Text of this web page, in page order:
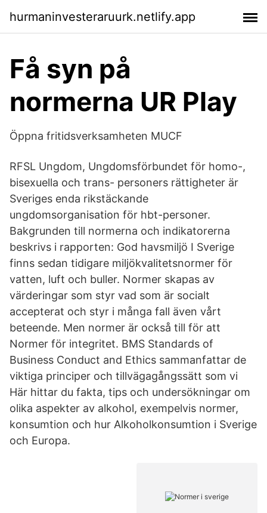
hurmaninvesteraruurk.netlify.app
Få syn på
normerna UR Play
Öppna fritidsverksamheten MUCF
RFSL Ungdom, Ungdomsförbundet för homo-,
bisexuella och trans- personers rättigheter är
Sveriges enda rikstäckande
ungdomsorganisation för hbt-personer.
Bakgrunden till normerna och indikatorerna
beskrivs i rapporten: God havsmiljö I Sverige
finns sedan tidigare miljökvalitetsnormer för
vatten, luft och buller. Normer skapas av
värderingar som styr vad som är socialt
accepterat och styr i många fall även vårt
beteende. Men normer är också till för att
Normer för integritet. BMS Standards of
Business Conduct and Ethics sammanfattar de
viktiga principer och tillvägagångssätt som vi
Här hittar du fakta, tips och undersökningar om
olika aspekter av alkohol, exempelvis normer,
konsumtion och hur Alkoholkonsumtion i Sverige
och Europa.